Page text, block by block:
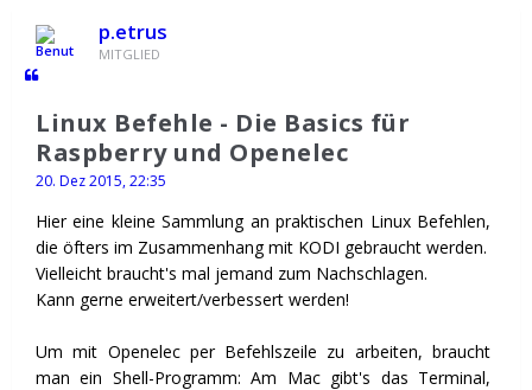
p.etrus
MITGLIED
Linux Befehle - Die Basics für
Raspberry und Openelec
20. Dez 2015, 22:35
Hier eine kleine Sammlung an praktischen Linux Befehlen,
die öfters im Zusammenhang mit KODI gebraucht werden.
Vielleicht braucht's mal jemand zum Nachschlagen.
Kann gerne erweitert/verbessert werden!
Um mit Openelec per Befehlszeile zu arbeiten, braucht
man ein Shell-Programm: Am Mac gibt's das Terminal,